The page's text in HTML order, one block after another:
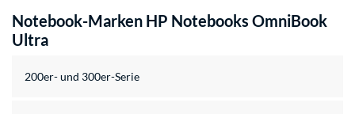
Notebook-Marken HP Notebooks OmniBook
Ultra
200er- und 300er-Serie